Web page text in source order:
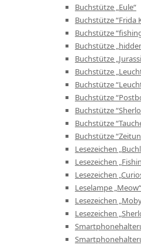
Buchstütze „Eule“
Buchstütze “Frida
Buchstütze
Buchstütze
Buchstütze
Buchstütze
Buchstütze
Buchstütze
Buchstütze
Buchstütze
Buchstütze
Lesezeichen
Lesezeichen
Lesezeichen
Leselampe „Meow“
Lesezeichen
Lesezeichen